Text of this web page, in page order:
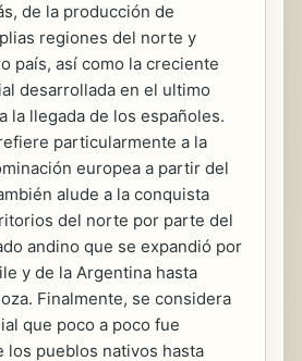
de la producción de
regiones del norte y
país, así como la creciente
desarrollada en el ultimo
la llegada de los españoles.
particularmente a la
europea a partir del
alude a la conquista
del norte por parte del
andino que se expandió por
y de la Argentina hasta
Finalmente, se considera
que poco a poco fue
los pueblos nativos hasta